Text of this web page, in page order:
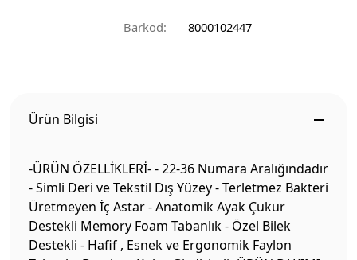
Barkod: 8000102447
Ürün Bilgisi
-ÜRÜN ÖZELLİKLERİ- - 22-36 Numara Aralığındadır
- Simli Deri ve Tekstil Dış Yüzey - Terletmez Bakteri
Üretmeyen İç Astar - Anatomik Ayak Çukur
Destekli Memory Foam Tabanlık - Özel Bilek
Destekli - Hafif , Esnek ve Ergonomik Faylon